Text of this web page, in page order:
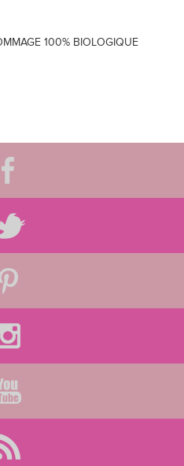
100% BIOLOGIQUE